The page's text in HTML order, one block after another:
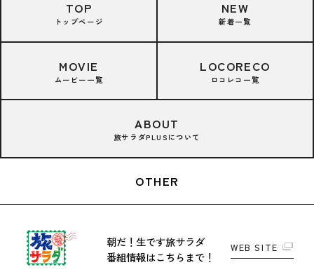
TOP
トップページ
NEW
新着一覧
MOVIE
ムービー一覧
LOCORECO
ロコレコ一覧
ABOUT
旅サラダPLUSについて
OTHER
朝だ！生です旅サラダ
番組情報はこちらまで！
WEB SITE